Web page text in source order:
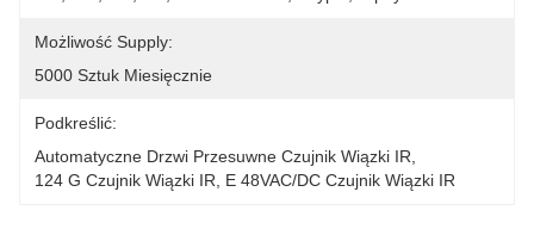
Możliwość Supply:
5000 Sztuk Miesięcznie
Podkreślić:
Automatyczne Drzwi Przesuwne Czujnik Wiązki IR
124 G Czujnik Wiązki IR
E 48VAC/DC Czujnik Wiązki IR